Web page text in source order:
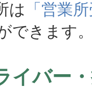
は 「営業
できます
イバー